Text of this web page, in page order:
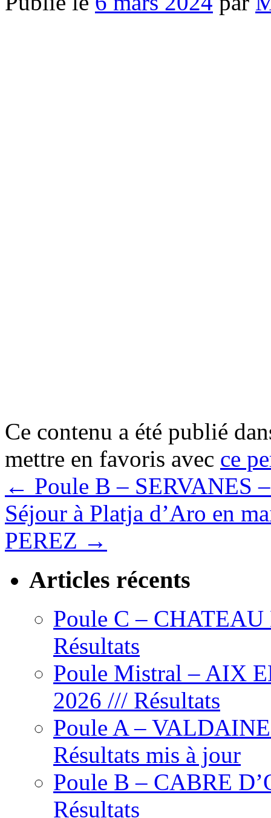
Ce contenu a été publié
mettre en favoris avec ce
← Poule B – SERVANES
Séjour à Platja d’Aro en
PEREZ →
Articles récents
Poule C –
Résultats
Poule Mistral – AIX
2026 /// Résultats
Poule A –
Résultats mis à jour
Poule B – CABRE
Résultats